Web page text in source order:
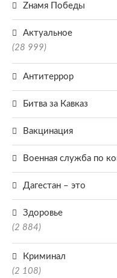
Zнамя Победы
Актуальное
(28 999)
Антитеррор
Битва за Кавказ
Вакцинация
Военная служба по
Дагестан – это
Здоровье
(2 884)
Криминал
(2 108)